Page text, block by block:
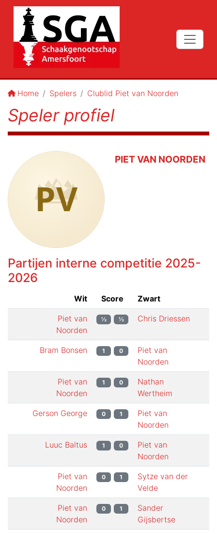
Home Spelers Clublid Piet van Noorden
Speler profiel
PV
PIET VAN NOORDEN
Partijen interne competitie 2025-
2026
Wit Score Zwart
Piet van
Noorden
½ ½ Chris Driessen
Bram Bonsen 1 0
Piet van
Noorden
Piet van
Noorden
1 0
Nathan
Wertheim
Gerson George 0 1
Piet van
Noorden
Luuc Baltus 1 0
Piet van
Noorden
Piet van
Noorden
0 1
Sytze van der
Velde
Piet van
Noorden
0 1
Sander
Gijsbertse